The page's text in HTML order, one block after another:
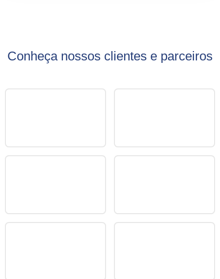
Conheça nossos clientes e parceiros